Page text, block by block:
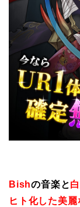
Bishの音楽と
ヒト化した美